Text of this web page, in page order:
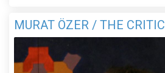
MURAT ÖZER / THE CRITIC